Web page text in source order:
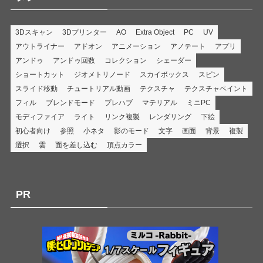
3Dスキャン 3Dプリンター AO Extra Object PC
UV
アウトライナー
アドオン アニメーション アノテート
アプリ
アンドゥ
アンドゥ回数 コレクション
シェーダー
ショートカット
ジオメトリノード スカイボックス
スピン
スライド移動
チュートリアル動画 テクスチャ
テクスチャペイント
フィル
ブレンドモード プレハブ マテリアル
ミニPC
モディファイア
ライト リンク複製 レンダリング
下絵
初心者向け
参照 小ネタ 影のモード 文字 画面 背景
複製
選択
雲 面を差し込む 頂点カラー
PR